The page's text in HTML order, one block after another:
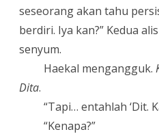
seseorang akan tahu
berdiri. Iya kan?” Kedua
senyum.
Haekal mengangguk.
Dita.
“Tapi… entahlah ‘Dit.
“Kenapa?”